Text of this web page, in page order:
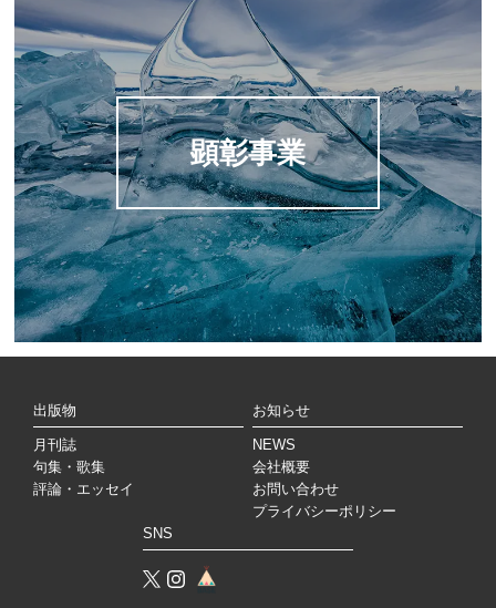
顕彰事業
出版物
月刊誌
句集・歌集
評論・エッセイ
お知らせ
NEWS
会社概要
お問い合わせ
プライバシーポリシー
SNS